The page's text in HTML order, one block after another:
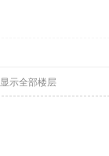
显示全部楼层